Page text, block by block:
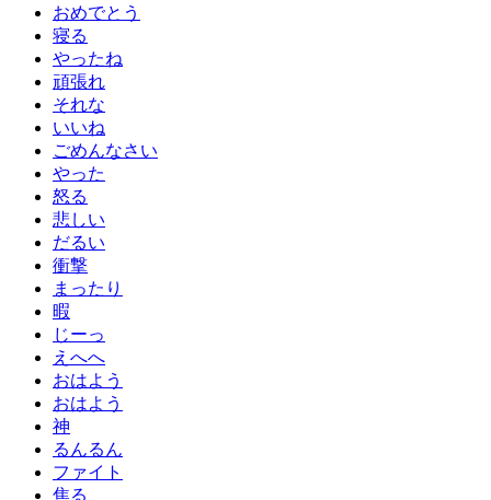
おめでとう
寝る
やったね
頑張れ
それな
いいね
ごめんなさい
やった
怒る
悲しい
だるい
衝撃
まったり
暇
じーっ
えへへ
おはよう
おはよう
神
るんるん
ファイト
焦る